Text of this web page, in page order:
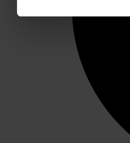
We gebruiken cookies om
websiteverkeer te
media, adverteren en
verstrekt of die ze hebben